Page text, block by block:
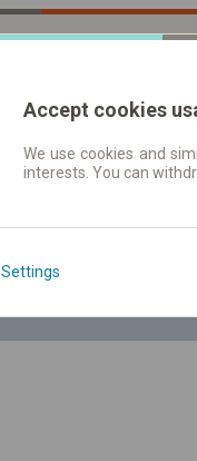
Fahrplandaten |
Accept cookies
We use cookies and
interests. You can
Settings